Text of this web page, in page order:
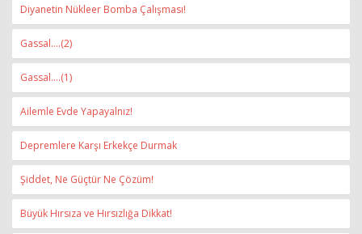
Diyanetin Nükleer Bomba Çalışması!
Gassal….(2)
Gassal….(1)
Ailemle Evde Yapayalnız!
Depremlere Karşı Erkekçe Durmak
Şiddet, Ne Güçtür Ne Çözüm!
Büyük Hırsıza ve Hırsızlığa Dikkat!